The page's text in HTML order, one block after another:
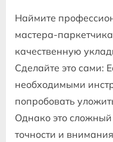
Наймите
мастера-
качественную
Сделайте это сами:
необходимыми
попробовать
Однако это
точности и